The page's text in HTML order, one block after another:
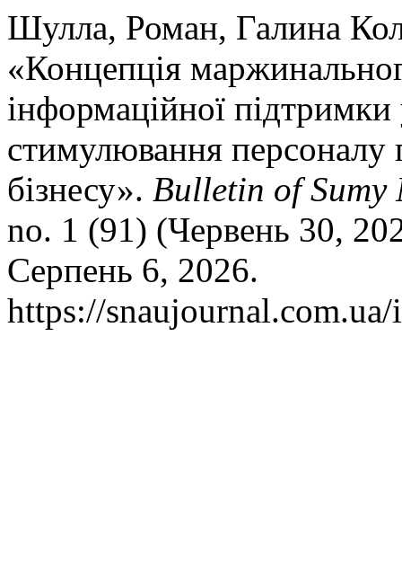
Шулла, Роман, Галина
«Концепція
інформаційної
стимулювання персоналу
бізнесу». Bulletin of
no. 1 (91) (Червень 30,
Серпень 6, 2026.
https://